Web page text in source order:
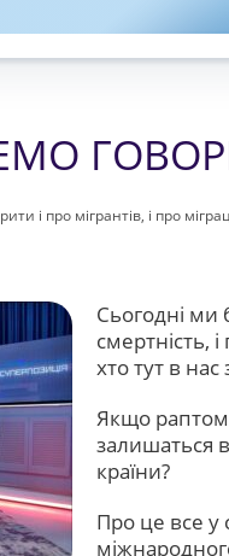
і про мігрантів, і про
​Сьогодні ми
смертність,
хто тут в
Якщо раптом
залишаться в
країни?
Про це все у